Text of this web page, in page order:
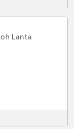
Lanta